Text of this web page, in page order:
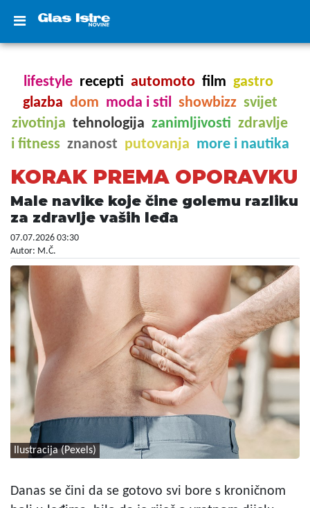
lifestyle recepti automoto film gastro
glazba dom moda i stil showbizz svijet
zivotinja tehnologija zanimljivosti zdravlje
i fitness znanost putovanja more i nautika
KORAK PREMA OPORAVKU
Male navike koje čine golemu razliku
za zdravlje vaših leđa
07.07.2026 03:30
Autor: M.Č.
Ilustracija (Pexels)
Danas se čini da se gotovo svi bore s kroničnom